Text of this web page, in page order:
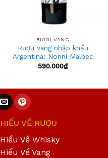
RƯỢU VANG
Rượu vang nhập khẩu
Argentina: Nonni Malbec
590.000₫
HIỂU VỀ RƯỢU
Hiểu Về Whisky
Hiểu Về Vang